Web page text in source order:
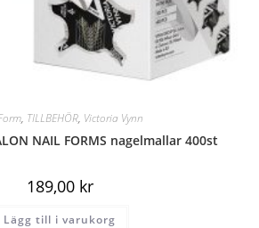
, TILLBEHÖR, Victoria Vynn
NAIL FORMS nagelmallar 400st
189,00 kr
Lägg till i varukorg